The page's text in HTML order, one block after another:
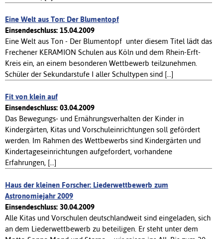
Eine Welt aus Ton: Der Blumentopf
Einsendeschluss: 15.04.2009
Eine Welt aus Ton - Der Blumentopf  unter diesem Titel lädt das
Frechener KERAMION Schulen aus Köln und dem Rhein-Erft-
Kreis ein, an einem besonderen Wettbewerb teilzunehmen.
Schüler der Sekundarstufe I aller Schultypen sind [...]
Fit von klein auf
Einsendeschluss: 03.04.2009
Das Bewegungs- und Ernährungsverhalten der Kinder in
Kindergärten, Kitas und Vorschuleinrichtungen soll gefördert
werden. Im Rahmen des Wettbewerbs sind Kindergärten und
Kindertageseinrichtungen aufgefordert, vorhandene
Erfahrungen, [...]
Haus der kleinen Forscher: Liederwettbewerb zum
Astronomiejahr 2009
Einsendeschluss: 30.04.2009
Alle Kitas und Vorschulen deutschlandweit sind eingeladen, sich
an dem Liederwettbewerb zu beteiligen. Er steht unter dem